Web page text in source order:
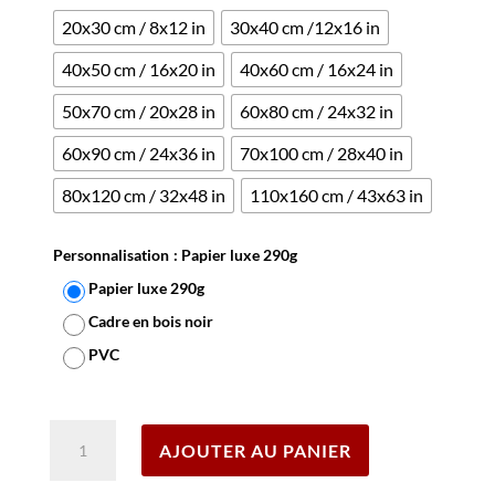
20x30 cm / 8x12 in
30x40 cm /12x16 in
40x50 cm / 16x20 in
40x60 cm / 16x24 in
50x70 cm / 20x28 in
60x80 cm / 24x32 in
60x90 cm / 24x36 in
70x100 cm / 28x40 in
80x120 cm / 32x48 in
110x160 cm / 43x63 in
Personnalisation : Papier luxe 290g
Papier luxe 290g
Cadre en bois noir
PVC
AJOUTER AU PANIER